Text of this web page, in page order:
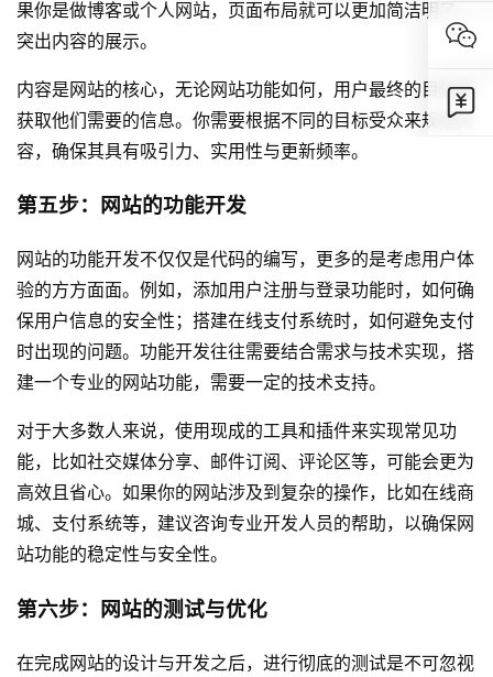
果你是做博客或个人网站，页面布局就可以更加简洁明了，
突出内容的展示。
内容是网站的核心，无论网站功能如何，用户最终的目的是
获取他们需要的信息。你需要根据不同的目标受众来规划内
容，确保其具有吸引力、实用性与更新频率。
第五步：网站的功能开发
网站的功能开发不仅仅是代码的编写，更多的是考虑用户体
验的方方面面。例如，添加用户注册与登录功能时，如何确
保用户信息的安全性；搭建在线支付系统时，如何避免支付
时出现的问题。功能开发往往需要结合需求与技术实现，搭
建一个专业的网站功能，需要一定的技术支持。
对于大多数人来说，使用现成的工具和插件来实现常见功
能，比如社交媒体分享、邮件订阅、评论区等，可能会更为
高效且省心。如果你的网站涉及到复杂的操作，比如在线商
城、支付系统等，建议咨询专业开发人员的帮助，以确保网
站功能的稳定性与安全性。
第六步：网站的测试与优化
在完成网站的设计与开发之后，进行彻底的测试是不可忽视